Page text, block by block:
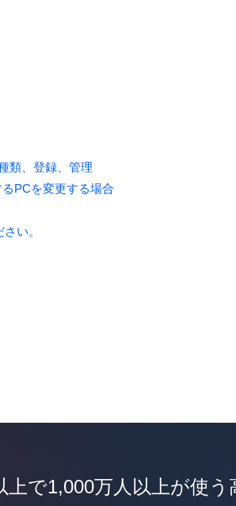
類、登録、管理
PCを変更する場合
い。
上で1,000万人以上が使